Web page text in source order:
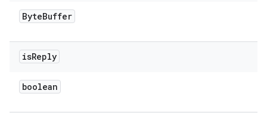
ByteBuffer
isReply
boolean